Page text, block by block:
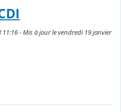
- Mis à jour le vendredi 19 janvier